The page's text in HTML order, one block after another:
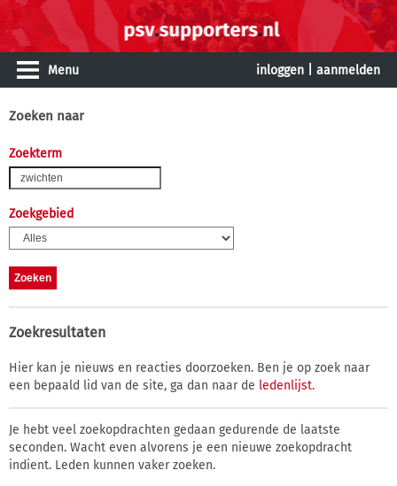
Menu inloggen aanmelden
Zoeken naar
Zoekterm
Zoekgebied
Zoekresultaten
Hier kan je nieuws en reacties doorzoeken. Ben je op zoek naar
een bepaald lid van de site, ga dan naar de ledenlijst.
Je hebt veel zoekopdrachten gedaan gedurende de laatste
seconden. Wacht even alvorens je een nieuwe zoekopdracht
indient. Leden kunnen vaker zoeken.